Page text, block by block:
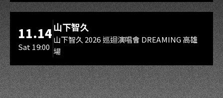
11.14
Sat 19:00
山下智久
山下智久 2026 巡迴演唱會 DREAMING 高雄
場